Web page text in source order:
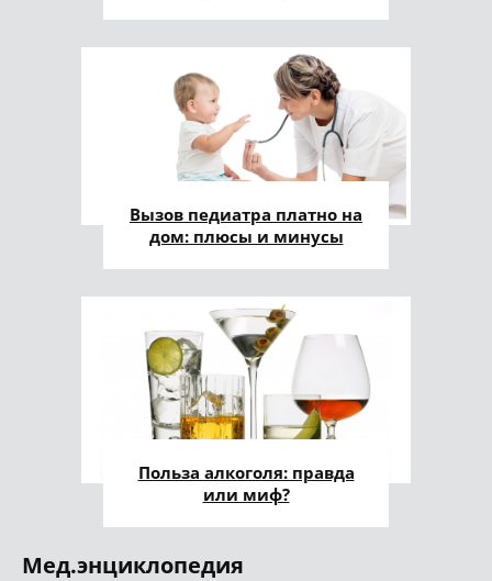
Вызов педиатра платно на
дом: плюсы и минусы
Польза алкоголя: правда
или миф?
Мед.энциклопедия